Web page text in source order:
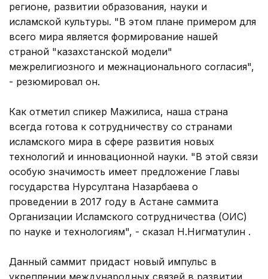
регионе, развитии образования, науки и
исламской культуры. "В этом плане примером для
всего мира является формирование нашей
страной "казахстанской модели"
межрелигиозного и межнационального согласия",
- резюмировал он.
Как отметил спикер Мажилиса, наша страна
всегда готова к сотрудничеству со странами
исламского мира в сфере развития новых
технологий и инновационной науки. "В этой связи
особую значимость имеет предложение Главы
государства Нурсултана Назарбаева о
проведении в 2017 году в Астане саммита
Организации Исламского сотрудничества (ОИС)
по науке и технологиям", - сказал Н.Нигматулин .
Данный саммит придаст новый импульс в
укреплении международных связей в развитии